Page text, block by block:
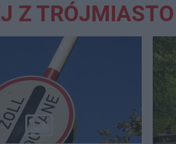
Z TRÓJMIASTO